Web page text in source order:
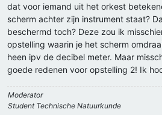
dat voor iemand uit het orkest
scherm achter zijn instrument staat?
beschermd toch? Deze zou ik
opstelling waarin je het scherm
heen ipv de decibel meter. Maar
goede redenen voor opstelling 2! Ik
Moderator
Student Technische Natuurkunde